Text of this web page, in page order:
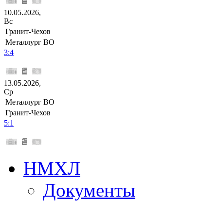
10.05.2026,
Вс
Гранит-Чехов
Металлург ВО
3:4
13.05.2026,
Ср
Металлург ВО
Гранит-Чехов
5:1
НМХЛ
Документы